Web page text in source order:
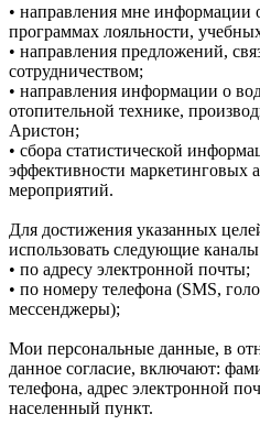
• направления мне информации
программах лояльности,
• направления предложений,
сотрудничеством;
• направления информации о
отопительной технике,
Аристон;
• сбора статистической
эффективности маркетинговых
мероприятий.
Для достижения указанных
использовать следующие
• по адресу электронной почты;
• по номеру телефона (SMS,
мессенджеры);
Мои персональные данные, в
данное согласие, включают:
телефона, адрес электронной
населенный пункт.